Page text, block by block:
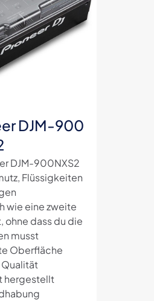
DJM-900
DJM-900NXS2
Flüssigkeiten
wie eine zweite
ohne dass du die
musst
Oberfläche
hergestellt